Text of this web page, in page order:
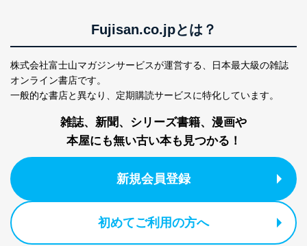
Fujisan.co.jpとは？
株式会社富士山マガジンサービスが運営する、
日本最大級の雑誌
オンライン書店です。
一般的な書店と異なり、 定期購読サービスに特化しています。
雑誌、新聞、シリーズ書籍、漫画や
本屋にも無い古い本も見つかる！
新規会員登録
初めてご利用の方へ